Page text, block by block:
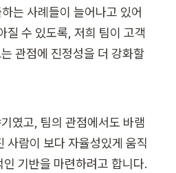
는 사례들이 늘어나고 있어
질 수 있도록, 저희 팀이 고객
관점에 진정성을 더 강화할
였고, 팀의 관점에서도 바램
사람이 보다 자율성있게 움직
기반을 마련하려고 합니다.